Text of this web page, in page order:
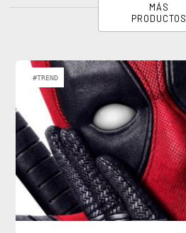
MÁS
PRODUCTOS
#TREND